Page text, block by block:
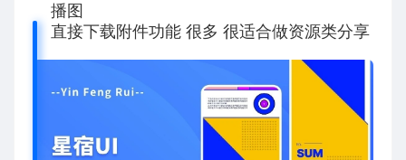
播图
直接下载附件功能 很多 很适合做资源类分享